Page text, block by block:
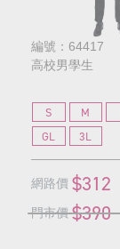
編號：64417
高校男學生
S M
GL
3L
網路價 $312
門市價 $390